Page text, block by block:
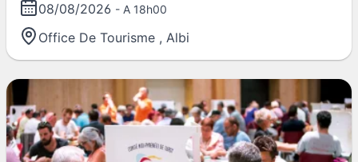
08/08/2026 - A 18h00
Office De Tourisme , Albi